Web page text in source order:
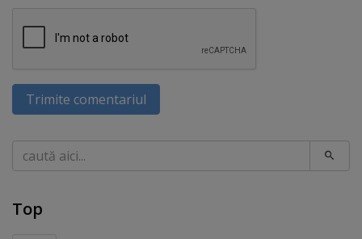
Trimite comentariul
Caută
Top